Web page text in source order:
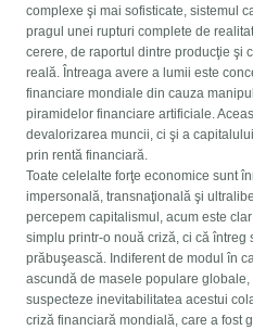
complexe şi mai sofisticate, sistemul
pragul unei rupturi complete de
cerere, de raportul dintre producţie şi
reală. Întreaga avere a lumii este
financiare mondiale din cauza
piramidelor financiare artificiale.
devalorizarea muncii, ci şi a
prin rentă financiară.
Toate celelalte forţe economice sunt
impersonală, transnaţională şi
percepem capitalismul, acum este
simplu printr-o nouă criză, ci că întreg
prăbuşească. Indiferent de modul în
ascundă de masele populare
suspecteze inevitabilitatea acestui
criză financiară mondială, care a fost